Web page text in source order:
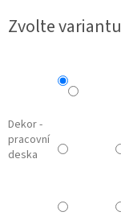
cena:
Zvolte variantu
Dekor -
pracovní
deska